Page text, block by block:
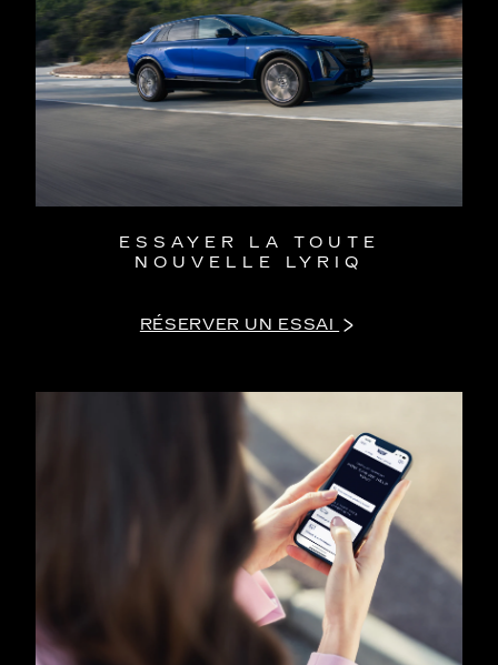
ESSAYER LA TOUTE
NOUVELLE LYRIQ
RÉSERVER UN ESSAI